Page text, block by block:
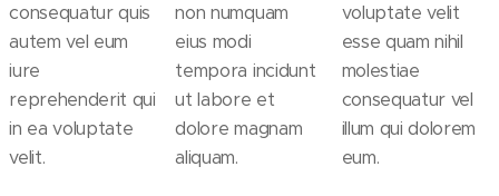
consequatur quis
autem vel eum
iure
reprehenderit qui
in ea voluptate
velit.
non numquam
eius modi
tempora incidunt
ut labore et
dolore magnam
aliquam.
voluptate velit
esse quam nihil
molestiae
consequatur vel
illum qui dolorem
eum.